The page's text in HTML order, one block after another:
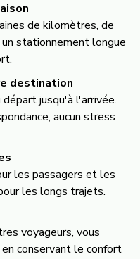
de kilomètres, de
stationnement longue
destination
jusqu'à l'arrivée.
aucun stress
les passagers et les
les longs trajets.
voyageurs, vous
conservant le confort